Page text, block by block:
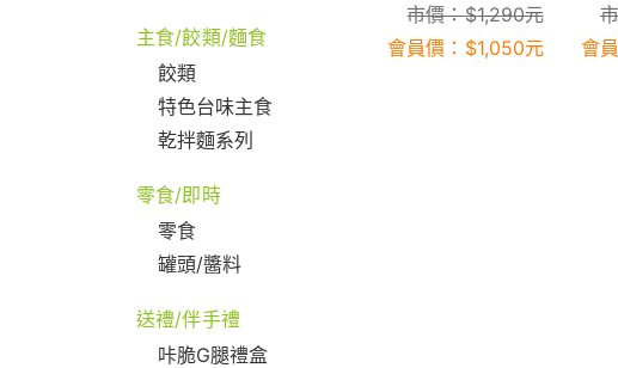
主食/餃類/麵食
餃類
特色台味主食
乾拌麵系列
零食/即時
零食
罐頭/醬料
送禮/伴手禮
咔脆G腿禮盒
市價：$1,290元
會員價： $1,050元
會